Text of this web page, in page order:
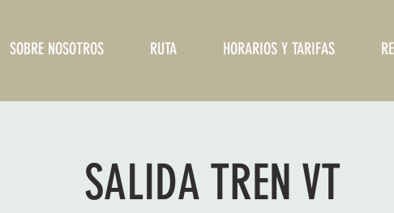
SOBRE NOSOTROS RUTA HORARIOS Y TARIFAS
SALIDA TREN VT